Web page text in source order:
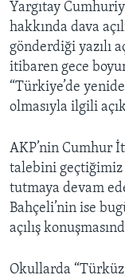
Yargıtay
hakkında dava
gönderdiği yazılı
itibaren gece
“Türkiye’de
olmasıyla ilgili
AKP’nin Cumhur
talebini geçtiğimiz
tutmaya devam
Bahçeli’nin ise
açılış
Okullarda